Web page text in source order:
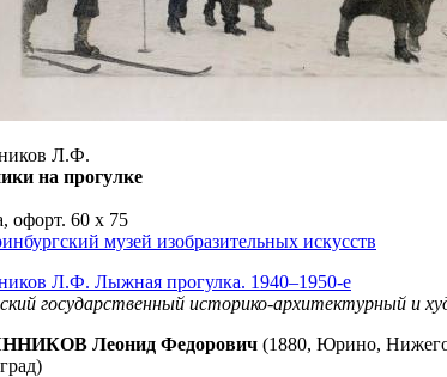
Л.Ф.
на прогулке
офорт. 60 х 75
музей изобразительных искусств
Л.Ф. Лыжная прогулка. 1940–1950-е
государственный историко-архитектурный и
Леонид Федорович (1880, Юрино,